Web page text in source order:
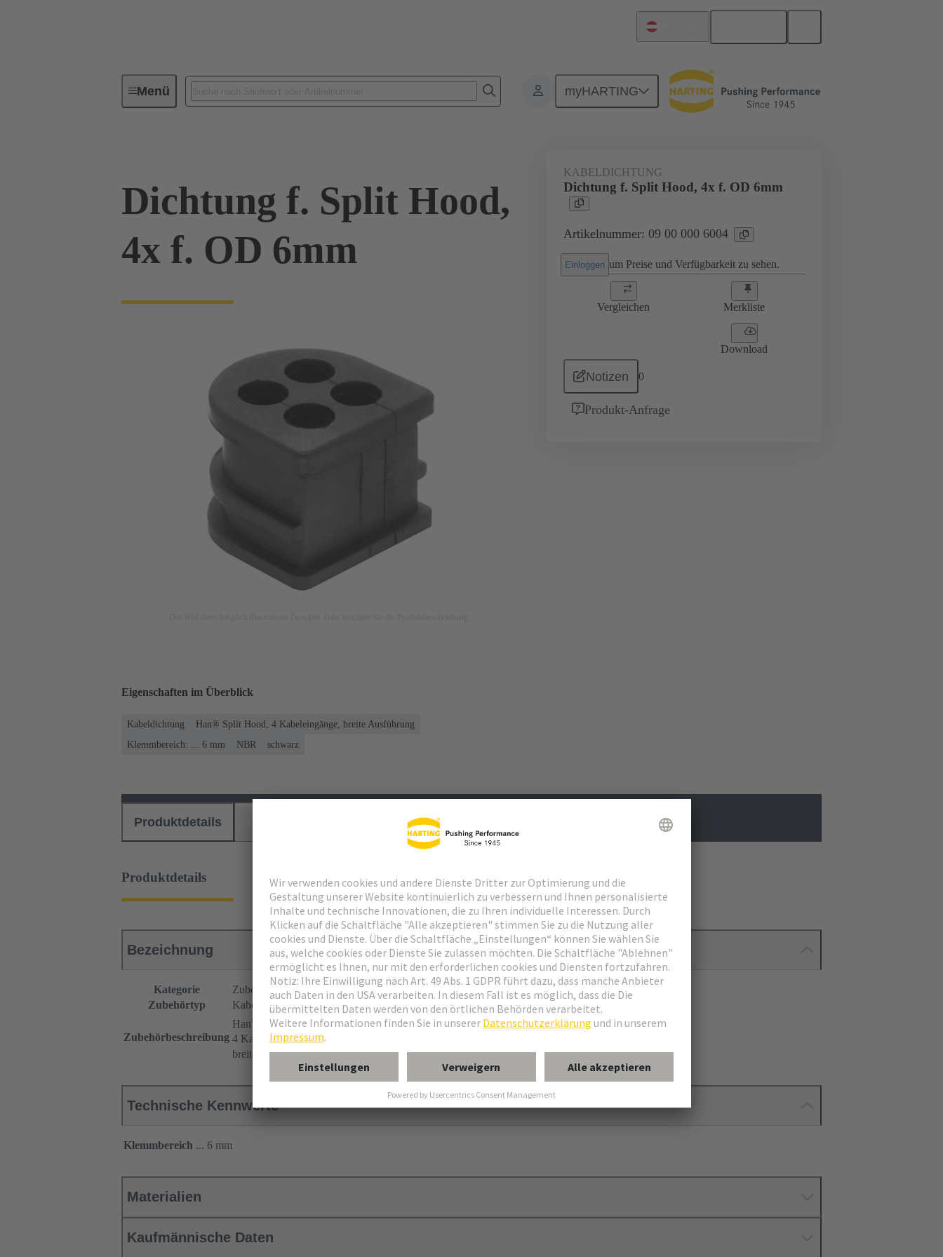
Menü myHARTING
Industrie-Steckverbinder / Han® Zubehör Kabeldurchführungstülle 09 00 000 6004
Dichtung f. Split Hood,
4x f. OD 6mm
KABELDICHTUNG
Dichtung f. Split Hood, 4x f. OD 6mm
Artikelnummer: 09 00 000 6004
Einloggen um Preise und Verfügbarkeit zu sehen.
Vergleichen Merkliste
Download
Notizen 0
Produkt-Anfrage
Eigenschaften im Überblick
Kabeldichtung
Han® Split Hood, 4 Kabeleingänge, breite Ausführung
Klemmbereich: ... 6 mm
NBR schwarz
Produktdetails Passende Produkte
Produktdetails
Bezeichnung
Kategorie
Zubehör
Zubehörtyp
Kabeldichtung
Zubehörbeschreibung
Han®
Split Hood
4 Kabeleingänge
breite Ausführung
Technische Kennwerte
Klemmbereich ... 6 mm
Materialien
Kaufmännische Daten